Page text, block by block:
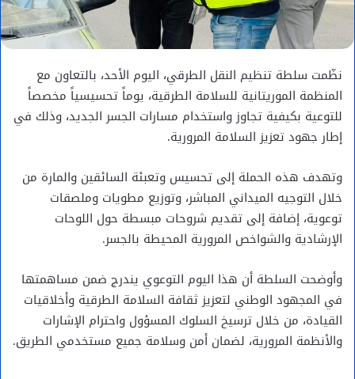
نظّمت سلطة تنظيم النقل الطرقي، اليوم الأحد، بالتعاون مع
المنظمة الموريتانية للسلامة الطرقية، يوماً تحسيسياً مخصصاً
للتوعية بكيفية تجاوز واستخدام مسارات الجسر الجديد، وذلك في
إطار جهود تعزيز السلامة المرورية.
وتهدف هذه الحملة إلى تحسيس وتعبئة السائقين والمارة من
خلال التوجيه الميداني المباشر، وتوزيع مطويات وملصقات
توعوية، إضافة إلى تقديم شروحات مبسطة حول اللوحات
الإرشادية والشواخص المرورية المحيطة بالجسر.
وأوضحت السلطة أن هذا اليوم التوعوي يندرج ضمن مساهمتها
في المجهود الوطني لتعزيز ثقافة السلامة الطرقية وأخلاقيات
القيادة، من خلال ترسيخ السلوك المسؤول واحترام الإشارات
والأنظمة المرورية، لضمان أمن وسلامة جميع مستخدمي الطريق.